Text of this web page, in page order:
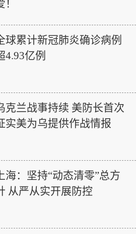
！
球累计新冠肺炎确诊病例
4.93亿例
克兰战事持续 美防长首次
实美为乌提供作战情报
上海：坚持“动态清零”总方
从严从实开展防控